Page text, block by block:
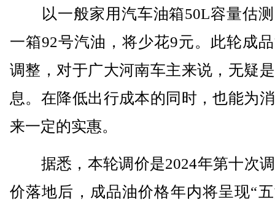
以一般家用汽车油箱50L容量估测
一箱92号汽油，将少花9元。此轮成
调整，对于广大河南车主来说，无疑
息。在降低出行成本的同时，也能为
来一定的实惠。
据悉，本轮调价是2024年第十次
价落地后，成品油价格年内将呈现“